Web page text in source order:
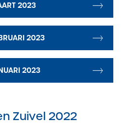
2023
2023
2023
Zuivel 2022